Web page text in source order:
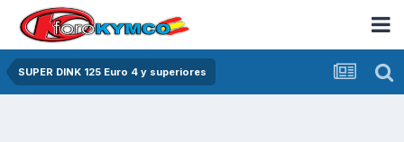
SUPER DINK 125 Euro 4 y superiores